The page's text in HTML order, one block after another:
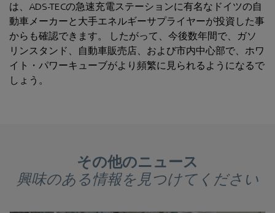
は、ADS-TECの急速充電ステーションに有名なドイツの自
動車メーカーと大手エネルギーサプライヤーが投資した事
からも確認できます。 したがって、今後数年間で、ガソ
リンスタンド、自動車販売店、および市内中心部で、ホワ
イト・パワーキューブがより頻繁に見られるようになるで
しょう。
その他のニュース
興味のある情報を見つけてください